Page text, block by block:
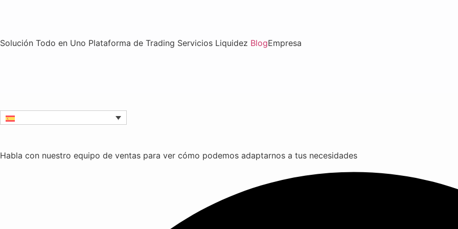
Solución Todo en Uno Plataforma de Trading Servicios Liquidez BlogEmpresa
Habla con nuestro equipo de ventas para ver cómo podemos adaptarnos a tus necesidades